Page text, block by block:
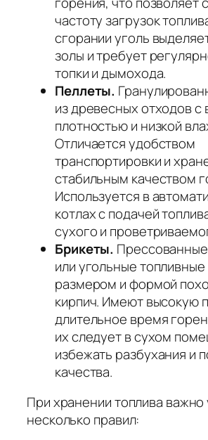
частоту загрузок
сгорании уголь
золы и требует
топки и дымохода.
Пеллеты.
из древесных отходов с
плотностью и низкой
Отличается удобством
транспортировки и
стабильным качеством
Используется в
котлах с подачей
сухого и
Брикеты.
или угольные
размером и формой
кирпич. Имеют высокую
длительное время
их следует в сухом
избежать разбухания и
качества.
При хранении топлива важно
несколько правил: